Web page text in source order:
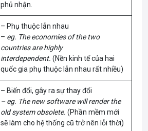
phủ nhận.
– Phụ thuộc lẫn nhau
– eg. The economies of the two
countries are highly
interdependent. (Nền kinh tế của hai
quốc gia phụ thuộc lẫn nhau rất nhiều)
– Biến đổi, gây ra sự thay đổi
– eg. The new software will render the
old system obsolete. (Phần mềm mới
sẽ làm cho hệ thống cũ trở nên lỗi thời)